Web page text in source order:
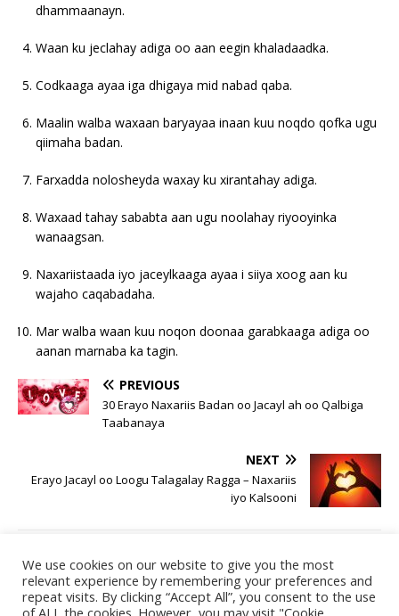
dhammaanayn.
Waan ku jeclahay adiga oo aan eegin khaladaadka.
Codkaaga ayaa iga dhigaya mid nabad qaba.
Maalin walba waxaan baryayaa inaan kuu noqdo qofka ugu
qiimaha badan.
Farxadda nolosheyda waxay ku xirantahay adiga.
Waxaad tahay sababta aan ugu noolahay riyooyinka
wanaagsan.
Naxariistaada iyo jaceylkaaga ayaa i siiya xoog aan ku
wajaho caqabadaha.
Mar walba waan kuu noqon doonaa garabkaaga adiga oo
aanan marnaba ka tagin.
PREVIOUS
30 Erayo Naxariis Badan oo Jacayl ah oo Qalbiga
Taabanaya
NEXT
Erayo Jacayl oo Loogu Talagalay Ragga – Naxariis
iyo Kalsooni
Raadi
Search
We use cookies on our website to give you the most
relevant experience by remembering your preferences and
repeat visits. By clicking “Accept All”, you consent to the use
of ALL the cookies. However, you may visit "Cookie